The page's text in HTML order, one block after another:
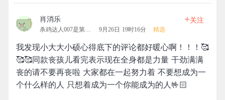
肖消乐
杀鸡达人007是第一名的团 9月26日 19时16分 精选
+关注
我发现小大大小硕心得底下的评论都好暖心啊！！！🥰
🥰🥰同款丧孩儿看完表示现在全身都是力量 干劲满满
丧的请不要再丧啦 大家都在一起努力着 不要想成为一
个什么样的人 只想着成为一个你能成为的人🤟🏻